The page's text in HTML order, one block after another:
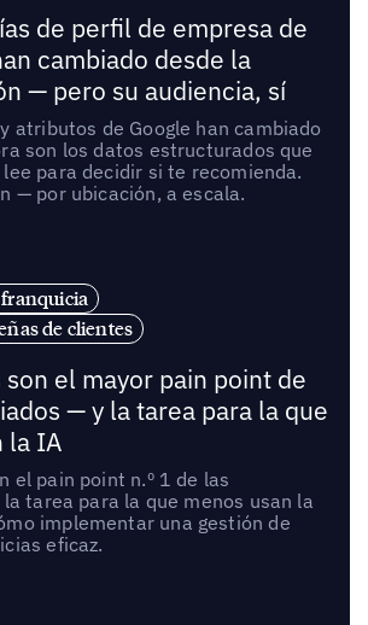
de perfil de empresa de
cambiado desde la
— pero su audiencia, sí
atributos de Google han cambiado
son los datos estructurados que
para decidir si te recomienda.
— por ubicación, a escala.
de clientes
son el mayor pain point de
— y la tarea para la que
la IA
el pain point n.º 1 de las
tarea para la que menos usan la
implementar una gestión de
eficaz.